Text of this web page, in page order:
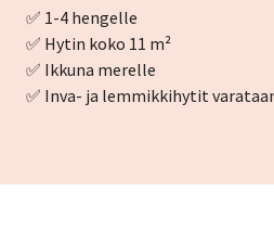
✅ 1-4 hengelle
✅ Hytin koko 11 m²
✅ Ikkuna merelle
✅ Inva- ja lemmikkihytit